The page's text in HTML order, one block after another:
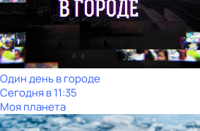
Один день в городе
Сегодня в 11:35
Моя планета